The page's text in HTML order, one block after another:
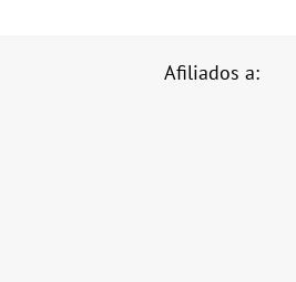
Afiliados a: